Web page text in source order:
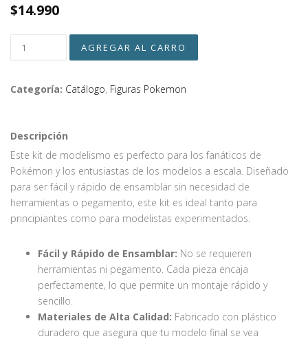
$14.990
Categoría: Catálogo, Figuras Pokemon
Descripción
Este kit de modelismo es perfecto para los fanáticos de
Pokémon y los entusiastas de los modelos a escala. Diseñado
para ser fácil y rápido de ensamblar sin necesidad de
herramientas o pegamento, este kit es ideal tanto para
principiantes como para modelistas experimentados.
Fácil y Rápido de Ensamblar: No se requieren
herramientas ni pegamento. Cada pieza encaja
perfectamente, lo que permite un montaje rápido y
sencillo.
Materiales de Alta Calidad: Fabricado con plástico
duradero que asegura que tu modelo final se vea